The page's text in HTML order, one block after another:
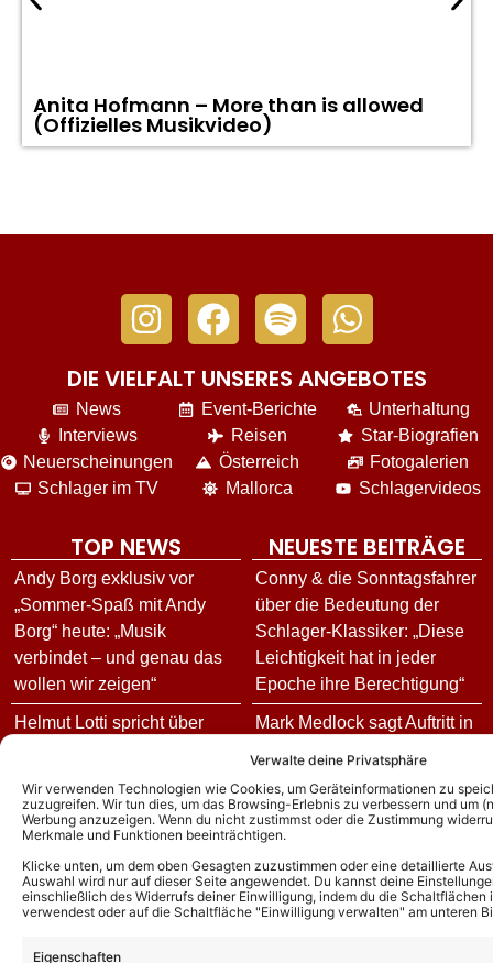
Verwalte deine Privatsphäre
Wir verwenden Technologien wie Cookies, um Geräteinformationen zu
zuzugreifen. Wir tun dies, um das Browsing-Erlebnis zu verbessern und um
Werbung anzuzeigen. Wenn du nicht zustimmst oder die Zustimmung
Merkmale und Funktionen beeinträchtigen.
Klicke unten, um dem oben Gesagten zuzustimmen oder eine detaillierte
Auswahl wird nur auf dieser Seite angewendet. Du kannst deine
einschließlich des Widerrufs deiner Einwilligung, indem du die
verwendest oder auf die Schaltfläche "Einwilligung verwalten" am unteren
Eigenschaften
Anita Hofmann – More than is allowed
(Offizielles Musikvideo)
DIE VIELFALT UNSERES ANGEBOTES
News
Interviews
Neuerscheinungen
Schlager im TV
Event-Berichte
Reisen
Österreich
Mallorca
Unterhaltung
Star-Biografien
Fotogalerien
Schlagervideos
TOP NEWS
Andy Borg exklusiv vor
„Sommer-Spaß mit Andy
Borg“ heute: „Musik
verbindet – und genau das
wollen wir zeigen“
Helmut Lotti spricht über
enthüllt seine andere
musikalische Seite!
Fällt die Helene Fischer
Show 2026 doch aus? Das
sagt der Sender zum
NEUESTE BEITRÄGE
Conny & die Sonntagsfahrer
über die Bedeutung der
Schlager-Klassiker: „Diese
Leichtigkeit hat in jeder
Epoche ihre Berechtigung“
Mark Medlock sagt Auftritt in
Matthias Reim und Christin
Stark ziehen um: Hier finden
sie ihr neues Zuhause
„Kölner Treff“ Gäste heute: